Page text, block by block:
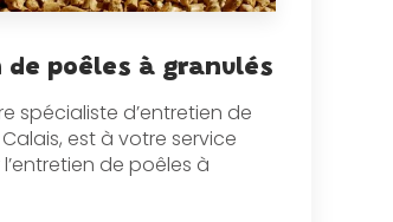
de poêles à granulés
spécialiste d’entretien de
est à votre service
de poêles à